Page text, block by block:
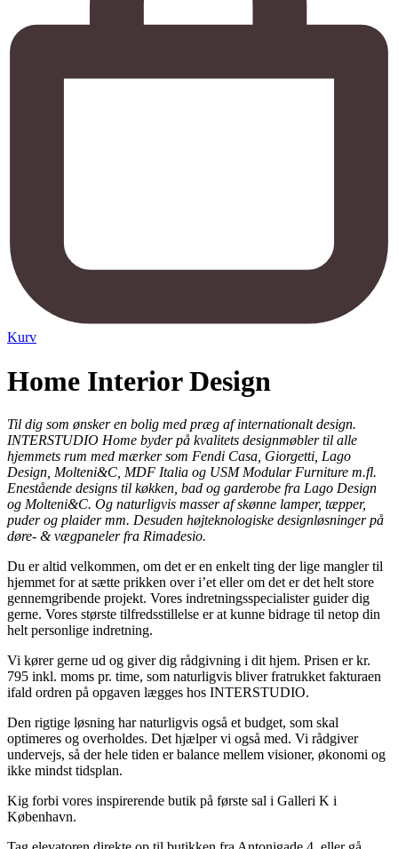
Kurv
Home Interior Design
Til dig som ønsker en bolig med præg af internationalt design.
INTERSTUDIO Home byder på kvalitets designmøbler til alle
hjemmets rum med mærker som Fendi Casa, Giorgetti, Lago
Design, Molteni&C, MDF Italia og USM Modular Furniture m.fl.
Enestående designs til køkken, bad og garderobe fra Lago Design
og Molteni&C. Og naturligvis masser af skønne lamper, tæpper,
puder og plaider mm. Desuden højteknologiske designløsninger på
døre- & vægpaneler fra Rimadesio.
Du er altid velkommen, om det er en enkelt ting der lige mangler til
hjemmet for at sætte prikken over i’et eller om det er det helt store
gennemgribende projekt. Vores indretningsspecialister guider dig
gerne. Vores største tilfredsstillelse er at kunne bidrage til netop din
helt personlige indretning.
Vi kører gerne ud og giver dig rådgivning i dit hjem. Prisen er kr.
795 inkl. moms pr. time, som naturligvis bliver fratrukket fakturaen
ifald ordren på opgaven lægges hos INTERSTUDIO.
Den rigtige løsning har naturligvis også et budget, som skal
optimeres og overholdes. Det hjælper vi også med. Vi rådgiver
undervejs, så der hele tiden er balance mellem visioner, økonomi og
ikke mindst tidsplan.
Kig forbi vores inspirerende butik på første sal i Galleri K i
København.